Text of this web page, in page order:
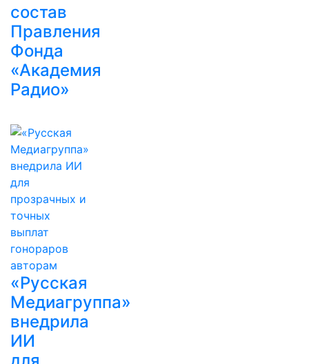
состав
Правления
Фонда
«Академия
Радио»
«Русская
Медиагруппа»
внедрила
ИИ